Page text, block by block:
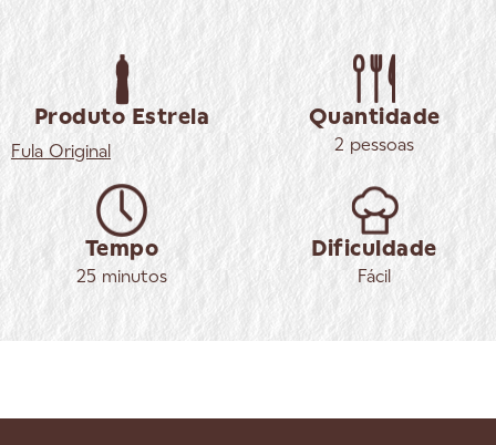
Produto Estrela
Fula Original
Quantidade
2 pessoas
Tempo
25 minutos
Dificuldade
Fácil